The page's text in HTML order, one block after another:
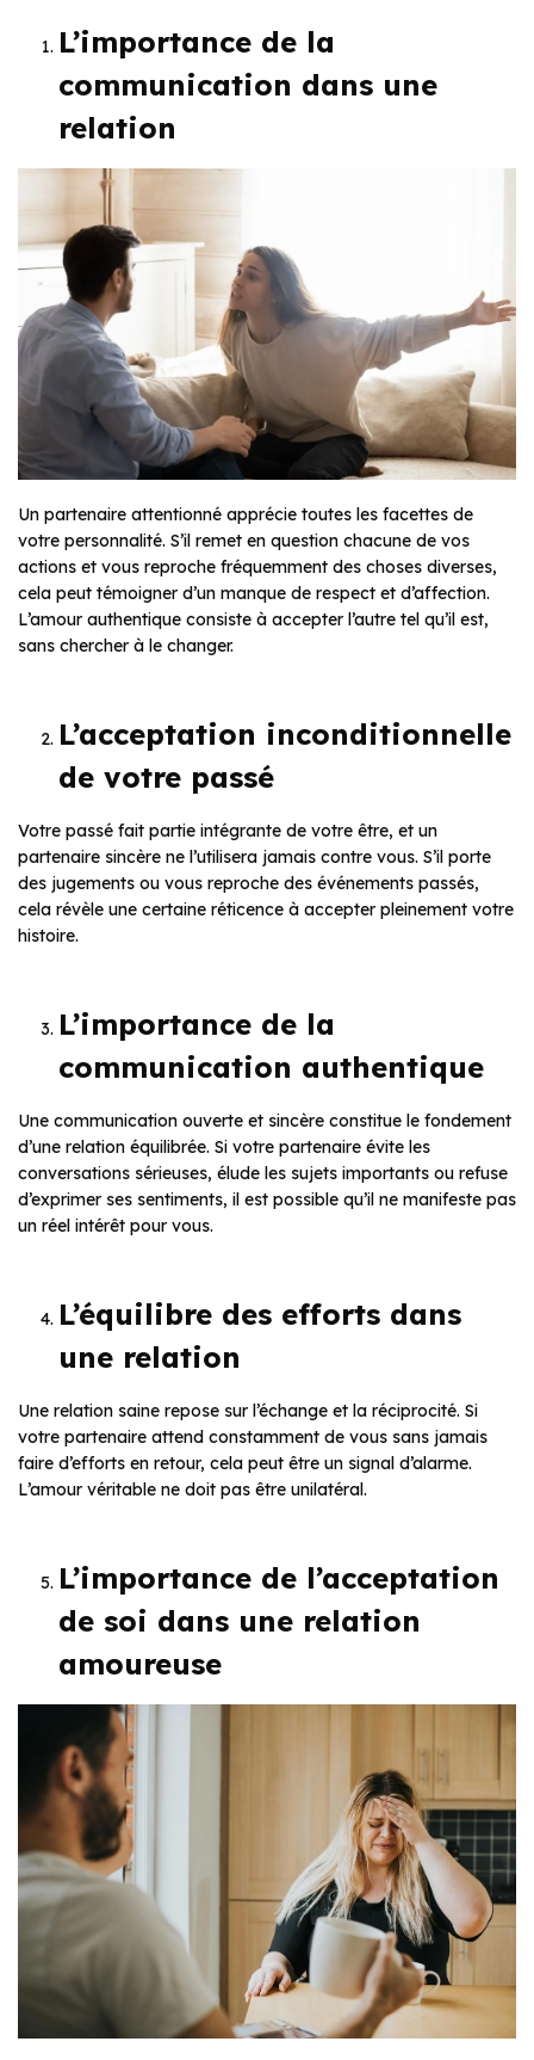
L’importance de la
communication dans une
relation
Un partenaire attentionné apprécie toutes les facettes de
votre personnalité. S’il remet en question chacune de vos
actions et vous reproche fréquemment des choses diverses,
cela peut témoigner d’un manque de respect et d’affection.
L’amour authentique consiste à accepter l’autre tel qu’il est,
sans chercher à le changer.
L’acceptation inconditionnelle
de votre passé
Votre passé fait partie intégrante de votre être, et un
partenaire sincère ne l’utilisera jamais contre vous. S’il porte
des jugements ou vous reproche des événements passés,
cela révèle une certaine réticence à accepter pleinement votre
histoire.
L’importance de la
communication authentique
Une communication ouverte et sincère constitue le fondement
d’une relation équilibrée. Si votre partenaire évite les
conversations sérieuses, élude les sujets importants ou refuse
d’exprimer ses sentiments, il est possible qu’il ne manifeste pas
un réel intérêt pour vous.
L’équilibre des efforts dans
une relation
Une relation saine repose sur l’échange et la réciprocité. Si
votre partenaire attend constamment de vous sans jamais
faire d’efforts en retour, cela peut être un signal d’alarme.
L’amour véritable ne doit pas être unilatéral.
L’importance de l’acceptation
de soi dans une relation
amoureuse